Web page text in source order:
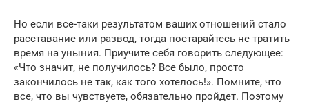
Но если все-таки результатом ваших отношений стало
расставание или развод, тогда постарайтесь не тратить
время на уныния. Приучите себя говорить следующее:
«Что значит, не получилось? Все было, просто
закончилось не так, как того хотелось!». Помните, что
все, что вы чувствуете, обязательно пройдет. Поэтому